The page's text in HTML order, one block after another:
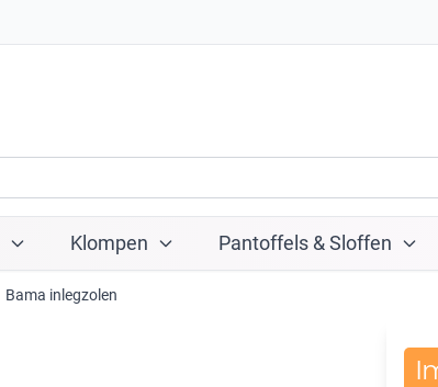
Klompen Pantoffels & Sloffen
Bama inlegzolen